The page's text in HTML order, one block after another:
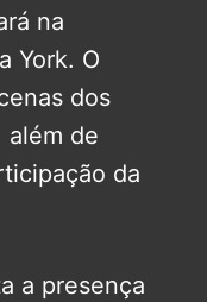
na
York. O
dos
além de
da
a presença